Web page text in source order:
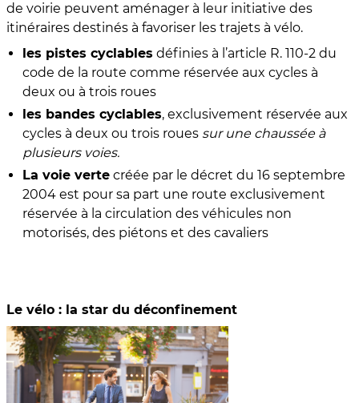
de voirie peuvent aménager à leur initiative des
itinéraires destinés à favoriser les trajets à vélo.
les pistes cyclables définies à l’article R. 110-2 du
code de la route comme réservée aux cycles à
deux ou à trois roues
les bandes cyclables, exclusivement réservée aux
cycles à deux ou trois roues sur une chaussée à
plusieurs voies.
La voie verte créée par le décret du 16 septembre
2004 est pour sa part une route exclusivement
réservée à la circulation des véhicules non
motorisés, des piétons et des cavaliers
Le vélo : la star du déconfinement